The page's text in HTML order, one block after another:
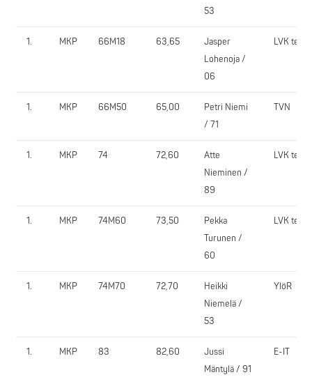
53
1. MKP 66M18 63,65
Jasper
Lohenoja /
06
LVK team
1. MKP 66M50 65,00
Petri Niemi
/ 71
TVN
1. MKP 74 72,60
Atte
Nieminen /
89
LVK team
1. MKP 74M60 73,50
Pekka
Turunen /
60
LVK team
1. MKP 74M70 72,70
Heikki
Niemelä /
53
YlöR
1. MKP 83 82,60
Jussi
Mäntylä / 91
E-IT